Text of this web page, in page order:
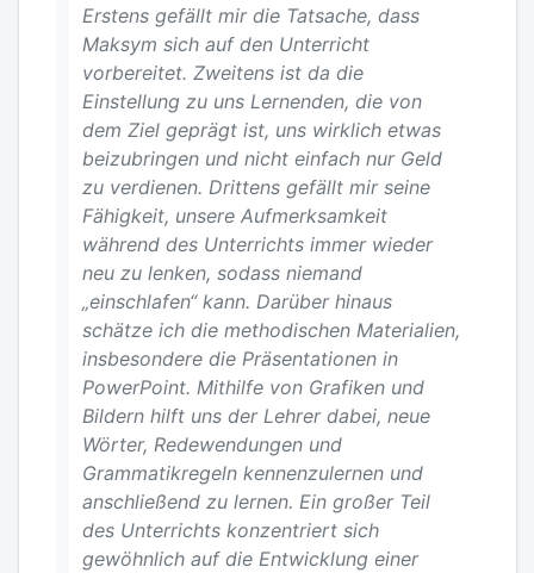
Erstens gefällt mir die Tatsache, dass
Maksym sich auf den Unterricht
vorbereitet. Zweitens ist da die
Einstellung zu uns Lernenden, die von
dem Ziel geprägt ist, uns wirklich etwas
beizubringen und nicht einfach nur Geld
zu verdienen. Drittens gefällt mir seine
Fähigkeit, unsere Aufmerksamkeit
während des Unterrichts immer wieder
neu zu lenken, sodass niemand
„einschlafen“ kann. Darüber hinaus
schätze ich die methodischen Materialien,
insbesondere die Präsentationen in
PowerPoint. Mithilfe von Grafiken und
Bildern hilft uns der Lehrer dabei, neue
Wörter, Redewendungen und
Grammatikregeln kennenzulernen und
anschließend zu lernen. Ein großer Teil
des Unterrichts konzentriert sich
gewöhnlich auf die Entwicklung einer